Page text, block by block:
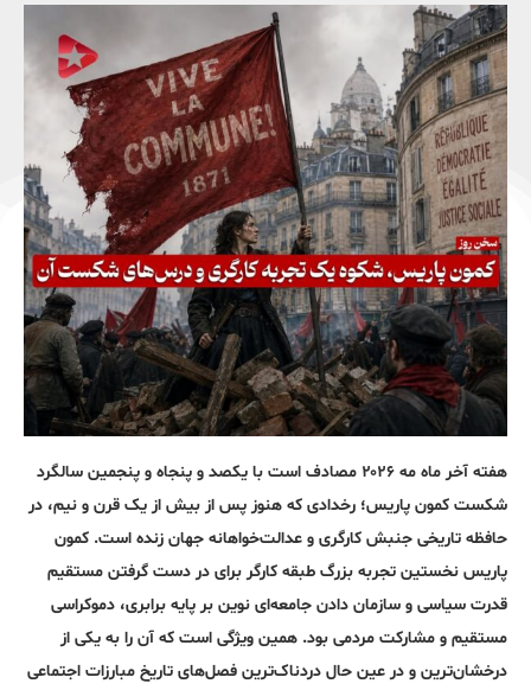
هفته آخر ماه مه ۲۰۲۶ مصادف است با یکصد و پنجاه و پنجمین سالگرد
شکست کمون پاریس؛ رخدادی که هنوز پس از بیش از یک قرن و نیم، در
حافظه تاریخی جنبش کارگری و عدالت‌خواهانه جهان زنده است. کمون
پاریس نخستین تجربه بزرگ طبقه کارگر برای در دست گرفتن مستقیم
قدرت سیاسی و سازمان دادن جامعه‌ای نوین بر پایه برابری، دموکراسی
مستقیم و مشارکت مردمی بود. همین ویژگی است که آن را به یکی از
درخشان‌ترین و در عین حال دردناک‌ترین فصل‌های تاریخ مبارزات اجتماعی